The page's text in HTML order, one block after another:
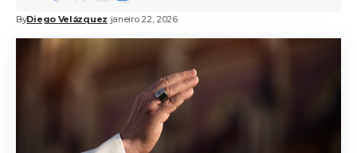
ByDiego Velázquez janeiro 22, 2026